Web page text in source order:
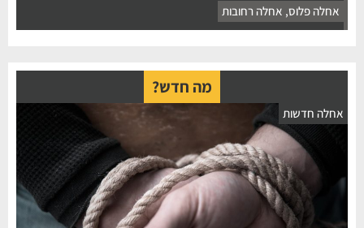
אחלה פלוס ,אחלה רחובות
מה חדש?
חדשות